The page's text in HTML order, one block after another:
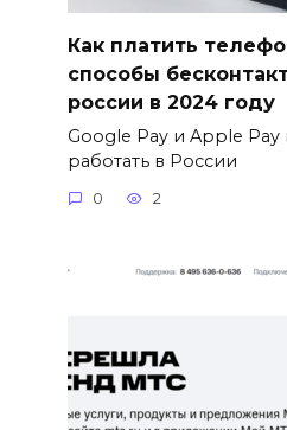
Как платить
способы
россии в 2024 году
Google Pay и Apple Pay
работать в России
0 2